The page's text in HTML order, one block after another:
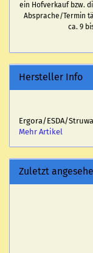
ein Hofverkauf bzw.
Absprache/Termin
ca. 9
Hersteller Info
Ergora/ESDA/Struwa
Mehr Artikel
Zuletzt